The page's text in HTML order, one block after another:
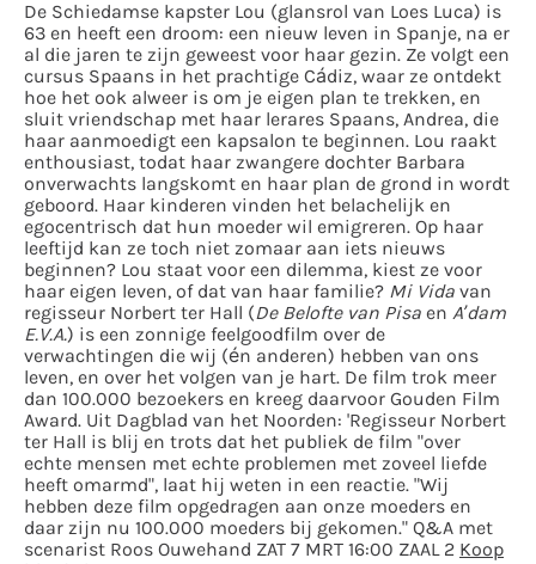
De Schiedamse kapster Lou (glansrol van Loes Luca) is
63 en heeft een droom: een nieuw leven in Spanje, na er
al die jaren te zijn geweest voor haar gezin. Ze volgt een
cursus Spaans in het prachtige Cádiz, waar ze ontdekt
hoe het ook alweer is om je eigen plan te trekken, en
sluit vriendschap met haar lerares Spaans, Andrea, die
haar aanmoedigt een kapsalon te beginnen. Lou raakt
enthousiast, todat haar zwangere dochter Barbara
onverwachts langskomt en haar plan de grond in wordt
geboord. Haar kinderen vinden het belachelijk en
egocentrisch dat hun moeder wil emigreren. Op haar
leeftijd kan ze toch niet zomaar aan iets nieuws
beginnen? Lou staat voor een dilemma, kiest ze voor
haar eigen leven, of dat van haar familie? Mi Vida van
regisseur Norbert ter Hall (De Belofte van Pisa en A’dam
E.V.A.) is een zonnige feelgoodfilm over de
verwachtingen die wij (én anderen) hebben van ons
leven, en over het volgen van je hart. De film trok meer
dan 100.000 bezoekers en kreeg daarvoor Gouden Film
Award. Uit Dagblad van het Noorden: 'Regisseur Norbert
ter Hall is blij en trots dat het publiek de film "over
echte mensen met echte problemen met zoveel liefde
heeft omarmd", laat hij weten in een reactie. "Wij
hebben deze film opgedragen aan onze moeders en
daar zijn nu 100.000 moeders bij gekomen." Q&A met
scenarist Roos Ouwehand ZAT 7 MRT 16:00 ZAAL 2 Koop